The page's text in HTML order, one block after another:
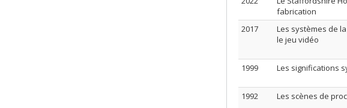
fabrication
2017
Les systèmes de
le jeu vidéo
1999
Les significations
1992
Les scènes de